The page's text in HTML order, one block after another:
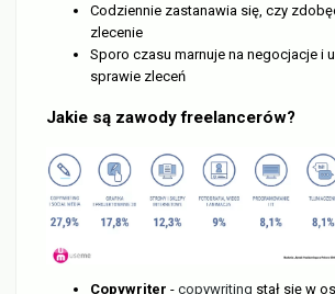
Codziennie zastanawia się, czy
zlecenie
Sporo czasu marnuje na negocjacje i
sprawie zleceń
Jakie są zawody freelancerów?
Copywriter - copywriting stał się w